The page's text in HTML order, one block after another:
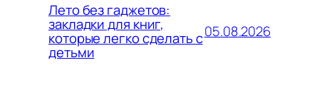
Лето без гаджетов:
закладки для книг,
которые легко сделать с
детьми
05.08.2026